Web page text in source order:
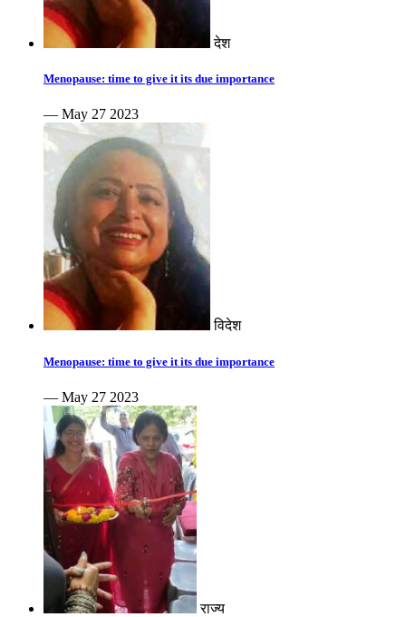
देश
Menopause: time to give it its due importance
— May 27 2023
विदेश
Menopause: time to give it its due importance
— May 27 2023
राज्य